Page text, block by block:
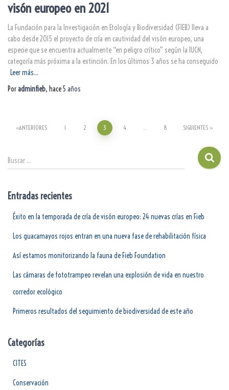
visón europeo en 2021
La Fundación para la Investigación en Etología y Biodiversidad (FIEB) lleva a
cabo desde 2015 el proyecto de cría en cautividad del visón europeo, una
especie que se encuentra actualmente “en peligro crítico” según la IUCN,
categoría más próxima a la extinción. En los últimos 3 años se ha conseguido
Leer más…
Poradminfieb, hace5 años
ANTERIORES 1 2 3 4 8 SIGUIENTES
Buscar …
Entradas recientes
Éxito en la temporada de cría de visón europeo: 24 nuevas crías en Fieb
Los guacamayos rojos entran en una nueva fase de rehabilitación física
Así estamos monitorizando la fauna de Fieb Foundation
Las cámaras de fototrampeo revelan una explosión de vida en nuestro
corredor ecológico
Primeros resultados del seguimiento de biodiversidad de este año
Categorías
CITES
Conservación